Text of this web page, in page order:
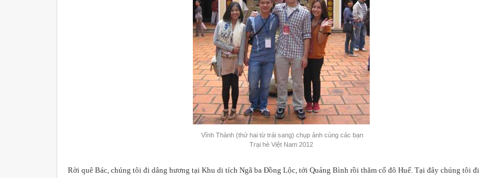
Vĩnh Thành (thứ hai từ trái sang) chụp ảnh cùng các bạn
Trại hè Việt Nam 2012
Rời quê Bác, chúng tôi đi dâng hương tại Khu di tích Ngã ba Đồng Lộc, tới Quảng Bình rồi thăm cố đô Huế. Tại đây chúng tôi đi